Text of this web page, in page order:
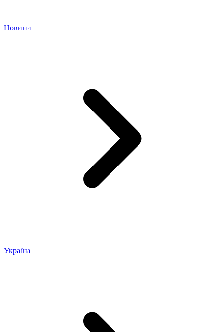
Новини
Україна